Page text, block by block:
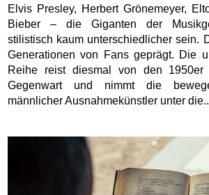
Elvis Presley, Herbert Grönemeyer,
Bieber – die Giganten der
stilistisch kaum unterschiedlicher sein.
Generationen von Fans geprägt. Die
Reihe reist diesmal von den
Gegenwart und nimmt die
männlicher Ausnahmekünstler unter